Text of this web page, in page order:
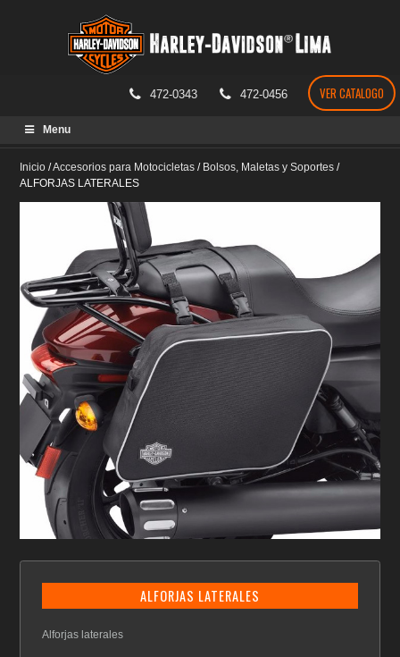
472-0343 472-0456 VER CATALOGO
Menu
Inicio /Accesorios para Motocicletas / Bolsos, Maletas y Soportes /
ALFORJAS LATERALES
ALFORJAS LATERALES
Alforjas laterales